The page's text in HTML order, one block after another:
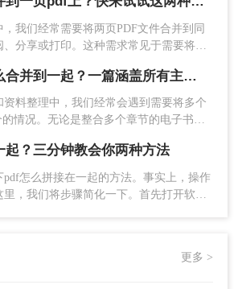
击立即下载就完成了。
统自带功能（以Windows为
统中，虽然自带的文件管理工具
并功能，但可以通过“打印”功能曲
管理器，找到需要合并的PDF文件
中，选择“Microsoft Print to
起呢？本文将详细介绍几种将两个PDF合
我们经常需要将两页PDF文件合并到同
分享或打印。这种需求常见于需要将两
便浏览。那么两页pdf怎么合并到一页
为您介绍两种常用的将两页PDF合并到一
两个pdf文件怎么合并到一起？一篇涵盖所有主流方法的终极指南！
料整理中，我们经常会遇到需要将多个
情况。无论是整合多个章节的电子书、
的PDF合并技能至关重要。市面上有许
功能，但各有优劣。那么两个pdf文件怎么
将为您详细介绍四种主流且有效的方法，
业软件的强大，助您轻松应对各种合并
起？三分钟教会你两种方法
怎么拼接在一起的方法。事实上，操作
，我们将步骤简化一下。首先打开软件
更多 >